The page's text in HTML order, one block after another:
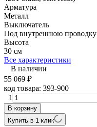
Арматура
Металл
Выключатель
Под внутреннюю проводку
Высота
30 см
Все характеристики
В наличии
55 069 ₽
код товара: 393-900
1
В корзину
Купить в 1 клик